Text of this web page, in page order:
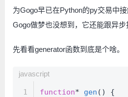
为Gogo早已在Python的py交易中
Gogo做梦也没想到，它还能跟异步
先看看generator函数到底是个啥。
javascript
1
function* gen ( ) {